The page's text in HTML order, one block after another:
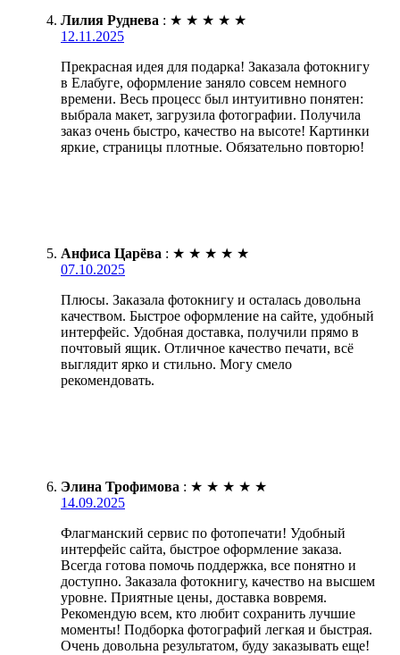
Лилия Руднева : ★ ★ ★ ★ ★
12.11.2025
Прекрасная идея для подарка! Заказала фотокнигу
в Елабуге, оформление заняло совсем немного
времени. Весь процесс был интуитивно понятен:
выбрала макет, загрузила фотографии. Получила
заказ очень быстро, качество на высоте! Картинки
яркие, страницы плотные. Обязательно повторю!
Анфиса Царёва : ★ ★ ★ ★ ★
07.10.2025
Плюсы. Заказала фотокнигу и осталась довольна
качеством. Быстрое оформление на сайте, удобный
интерфейс. Удобная доставка, получили прямо в
почтовый ящик. Отличное качество печати, всё
выглядит ярко и стильно. Могу смело
рекомендовать.
Элина Трофимова : ★ ★ ★ ★ ★
14.09.2025
Флагманский сервис по фотопечати! Удобный
интерфейс сайта, быстрое оформление заказа.
Всегда готова помочь поддержка, все понятно и
доступно. Заказала фотокнигу, качество на высшем
уровне. Приятные цены, доставка вовремя.
Рекомендую всем, кто любит сохранить лучшие
моменты! Подборка фотографий легкая и быстрая.
Очень довольна результатом, буду заказывать еще!